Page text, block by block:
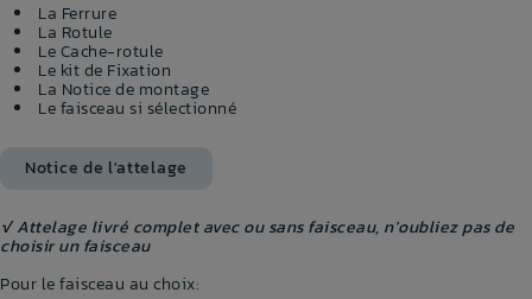
La Ferrure
La Rotule
Le Cache-rotule
Le kit de Fixation
La Notice de montage
Le faisceau si sélectionné
Notice de l'attelage
√ Attelage livré complet avec ou sans faisceau, n'oubliez pas de
choisir un faisceau
Pour le faisceau au choix: